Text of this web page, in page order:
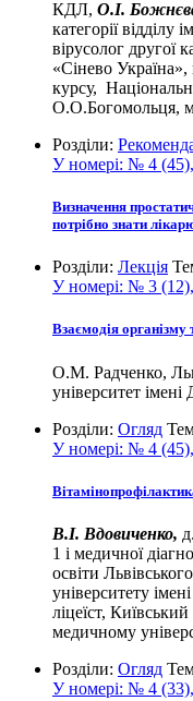
КДЛ, О.І.
категорії відділу
вірусолог другої
«Сінево
курсу,
О.О.Богомольця,
Розділи:
У номері: № 4
Визначення
потрібно знати
Розділи: Лекція
У номері: № 3
Взаємодія організму
О.М. Радченко,
університет
Розділи: Огляд
У номері: № 4
В.І. Вдовиченко,
1 і медичної
освіти
університету
ліцеїст,
медичному
Розділи: Огляд
У номері: № 4